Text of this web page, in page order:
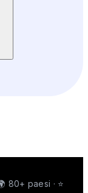
80+ paesi · ⭐